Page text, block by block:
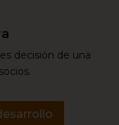
decisión de una